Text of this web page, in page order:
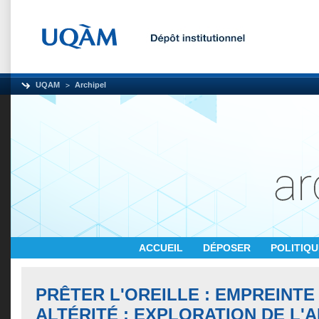
UQAM Archipel
ACCUEIL DÉPOSER
PRÊTER L'OREILLE :
ALTÉRITÉ : EXPLORATION DE